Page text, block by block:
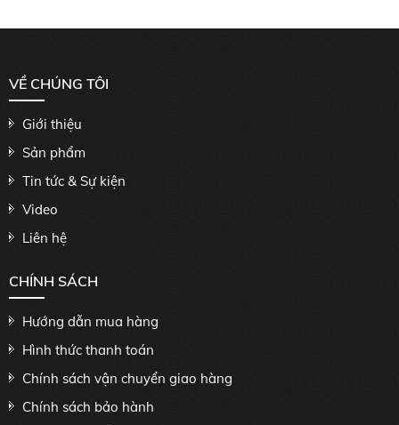
VỀ CHÚNG TÔI
Giới thiệu
Sản phẩm
Tin tức & Sự kiện
Video
Liên hệ
CHÍNH SÁCH
Hướng dẫn mua hàng
Hình thức thanh toán
Chính sách vận chuyển giao hàng
Chính sách bảo hành